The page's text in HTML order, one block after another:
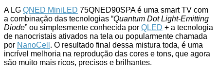
A LG QNED MiniLED 75QNED90SPA é uma smart TV com
a combinação das tecnologias “Quantum Dot Light-Emitting
Diode” ou simplesmente conhecida por QLED + a tecnologia
de nanocristais ativados na tela ou popularmente chamada
por NanoCell . O resultado final dessa mistura toda, é uma
incrível melhoria na reprodução das cores e tons, que agora
são muito mais ricos, precisos e brilhantes.